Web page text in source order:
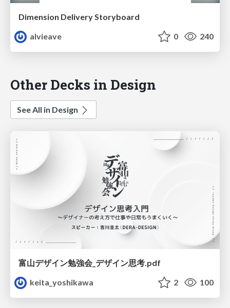
Dimension Delivery Storyboard
alvieave
0 240
Other Decks in Design
See All in Design
富山デザイン勉強会_デザイン思考.pdf
keita_yoshikawa
2 100